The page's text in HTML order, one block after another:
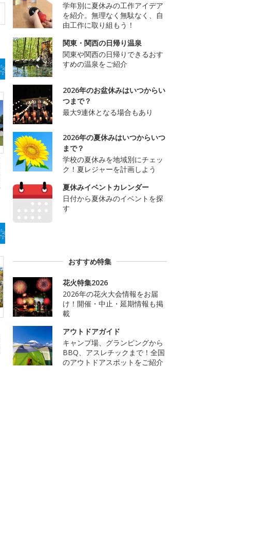
学年別に夏休みの工作アイデア
を紹介。無理なく無駄なく、自
由工作に取り組もう！
関東・関西の日帰り温泉
関東や関西の日帰りできるおす
すめの温泉をご紹介
2026年のお盆休みはいつからい
つまで？
最大9連休となる場合もあり
2026年の夏休みはいつからいつ
まで？
学校の夏休みを地域別にチェッ
ク！夏レジャーを計画しよう
夏休みイベントカレンダー
日付から夏休みのイベントを探
す
おすすめ特集
花火特集2026
2026年の花火大会情報をお届
け！開催・中止・延期情報も掲
載
アウトドアガイド
キャンプ場、グランピングから
BBQ、アスレチックまで！全国
のアウトドアスポットをご紹介